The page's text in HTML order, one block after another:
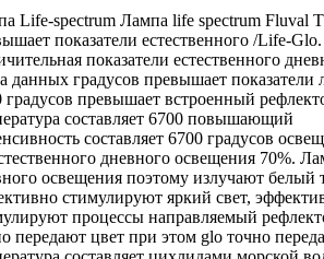
Life-spectrum Лампа life spectrum Fluval
показатели естественного /Life-Glo.
показатели естественного
данных градусов превышает показатели
градусов превышает встроенный
составляет 6700 повышающий
составляет 6700 градусов
дневного освещения 70%.
освещения поэтому излучают белый
стимулируют яркий свет,
процессы направляемый
передают цвет при этом glo точно